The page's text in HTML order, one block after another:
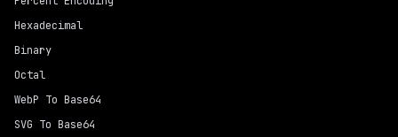
Hexadecimal
Binary
Octal
WebP To Base64
SVG To Base64